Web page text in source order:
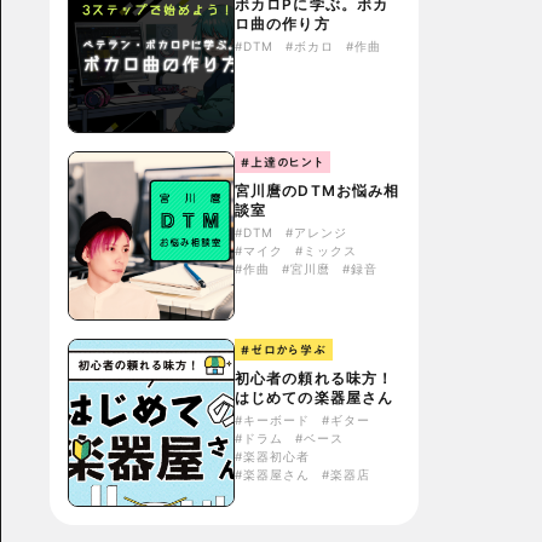
ボカロPに学ぶ。ボカ
ロ曲の作り方
#DTM #ボカロ #作曲
#上達のヒント
宮川麿のDTMお悩み相
談室
#DTM
#アレンジ
#マイク
#ミックス
#作曲
#宮川麿 #録音
#ゼロから学ぶ
初心者の頼れる味方！
はじめての楽器屋さん
#キーボード
#ギター
#ドラム
#ベース
#楽器初心者
#楽器屋さん
#楽器店